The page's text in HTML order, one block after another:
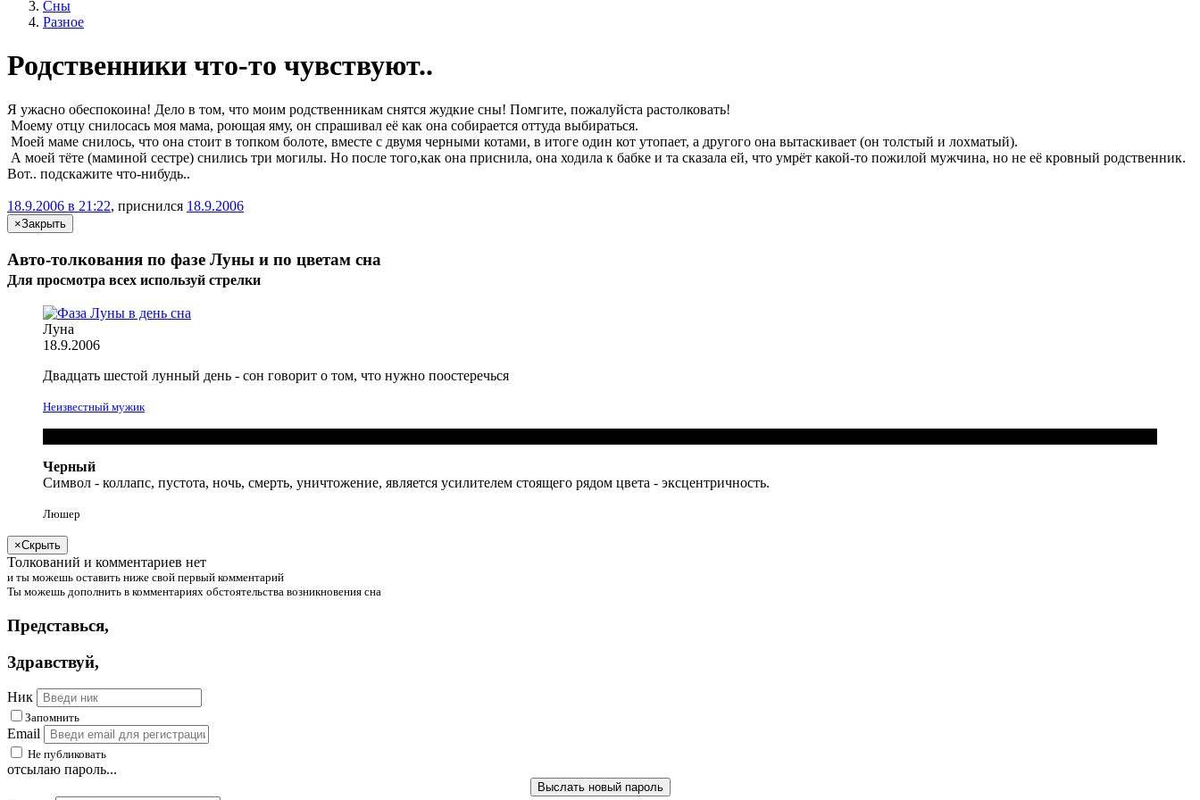
Сны
Разное
Родственники что-то чувствуют..
Я ужасно обеспокоина! Дело в том, что моим родственникам снятся жудкие сны! Помгите, пожалуйста растолковать!
Моему отцу снилосась моя мама, роющая яму, он спрашивал её как она собирается оттуда выбираться.
Моей маме снилось, что она стоит в топком болоте, вместе с двумя черными котами, в итоге один кот утопает, а другого она вытаскивает (он толстый и лохматый).
А моей тёте (маминой сестре) снились три могилы. Но после того,как она приснила, она ходила к бабке и та сказала ей, что умрёт какой-то пожилой мужчина, но не её кровный родственник.
Вот.. подскажите что-нибудь..
18.9.2006 в 21:22, приснился 18.9.2006
×Закрыть
Авто-толкования по фазе Луны и по цветам сна
Для просмотра всех используй стрелки
Луна
18.9.2006
Двадцать шестой лунный день - сон говорит о том, что нужно поостеречься
Неизвестный мужик
Черный
Символ - коллапс, пустота, ночь, смерть, уничтожение, является усилителем стоящего рядом цвета - эксцентричность.
Люшер
×Скрыть
Толкований и комментариев нет
и ты можешь оставить ниже свой первый комментарий
Ты можешь дополнить в комментариях обстоятельства возникновения сна
Представься,
Здравствуй,
Ник
Запомнить
Email
Не публиковать
отсылаю пароль...
Выслать новый пароль